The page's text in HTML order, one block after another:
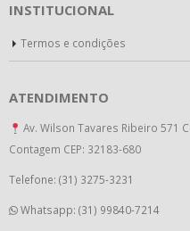
INSTITUCIONAL
Termos e condições
ATENDIMENTO
Av. Wilson Tavares Ribeiro 571
Contagem CEP: 32183-680
Telefone: (31) 3275-3231
Whatsapp: (31) 99840-7214